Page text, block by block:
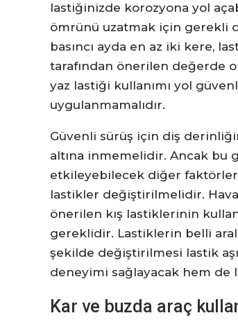
lastiğinizde korozyona yol
ömrünü uzatmak için gerekli
basıncı ayda en az iki kere,
tarafından önerilen değerde
yaz lastiği kullanımı yol
uygulanmamalıdır.
Güvenli sürüş için diş
altına inmemelidir. Ancak bu
etkileyebilecek diğer
lastikler değiştirilmelidir. Hava
önerilen kış lastiklerinin
gereklidir. Lastiklerin belli
şekilde değiştirilmesi lastik
deneyimi sağlayacak hem de
Kar ve buzda araç